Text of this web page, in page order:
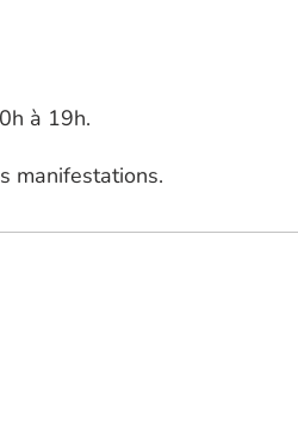
à 19h.
manifestations.